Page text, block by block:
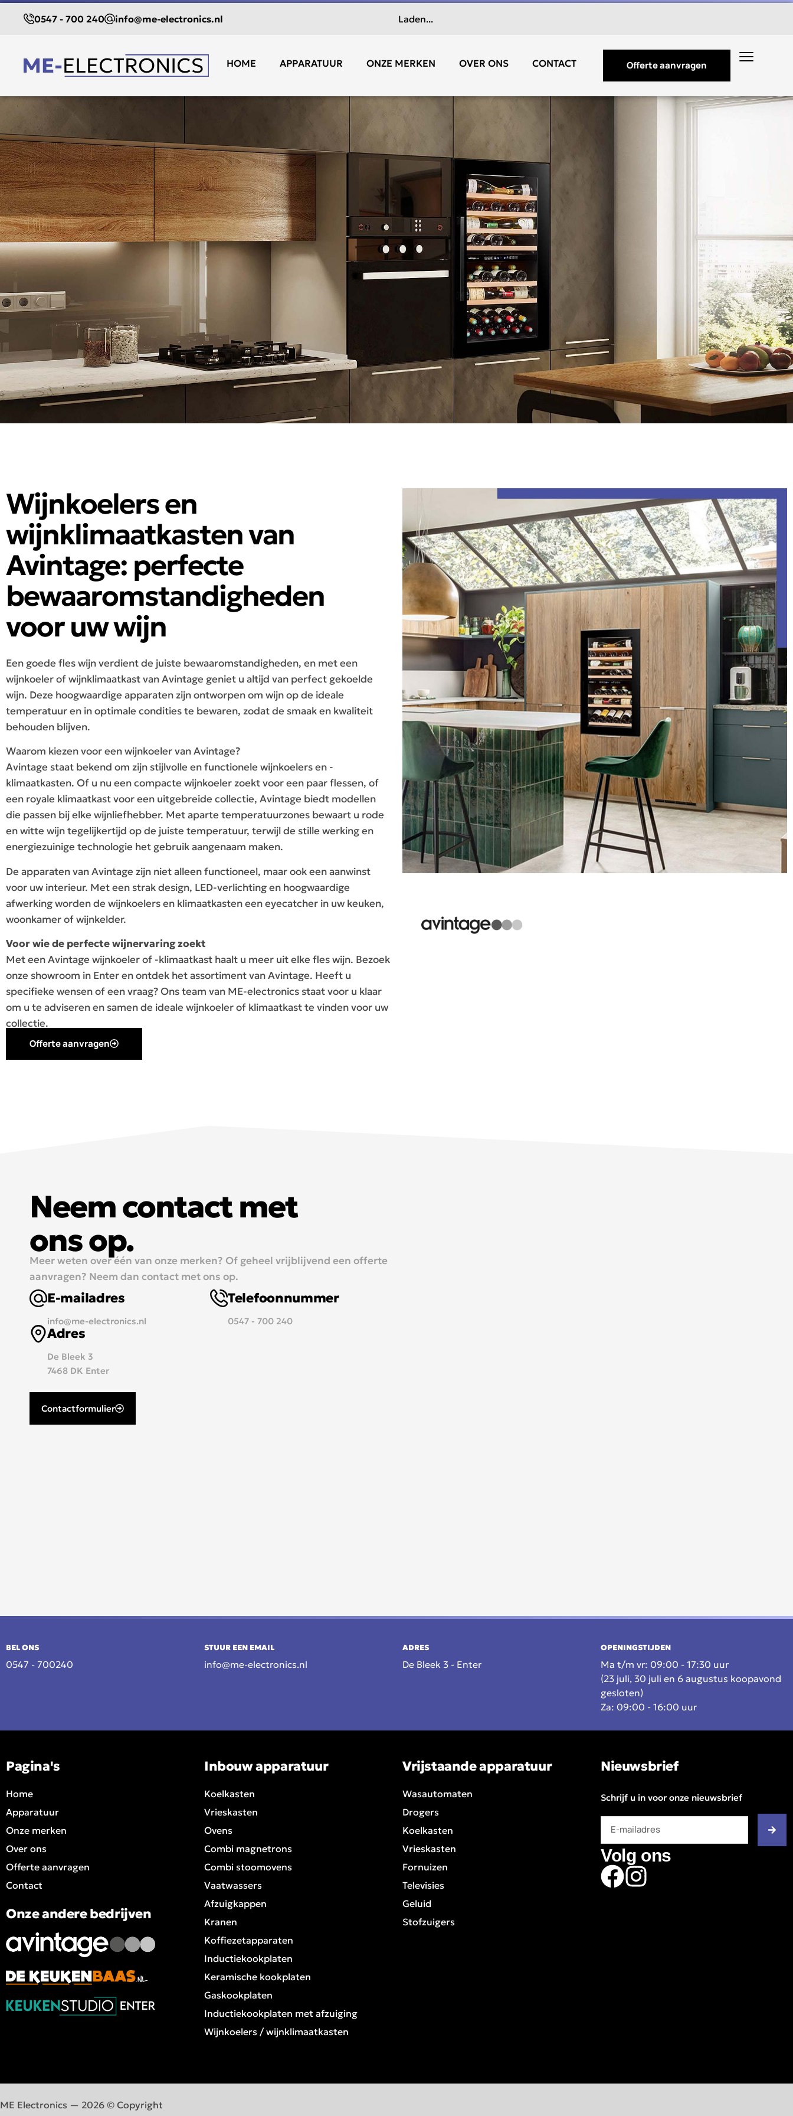
0547 - 700 240 info@me-electronics.nl Laden...
HOME APPARATUUR ONZE MERKEN OVER ONS CONTACT Offerte aanvragen
Wijnkoelers en
wijnklimaatkasten van
Avintage: perfecte
bewaaromstandigheden
voor uw wijn
Een goede fles wijn verdient de juiste bewaaromstandigheden, en met een
wijnkoeler of wijnklimaatkast van Avintage geniet u altijd van perfect gekoelde
wijn. Deze hoogwaardige apparaten zijn ontworpen om wijn op de ideale
temperatuur en in optimale condities te bewaren, zodat de smaak en kwaliteit
behouden blijven.
Waarom kiezen voor een wijnkoeler van Avintage?
Avintage staat bekend om zijn stijlvolle en functionele wijnkoelers en -
klimaatkasten. Of u nu een compacte wijnkoeler zoekt voor een paar flessen, of
een royale klimaatkast voor een uitgebreide collectie, Avintage biedt modellen
die passen bij elke wijnliefhebber. Met aparte temperatuurzones bewaart u rode
en witte wijn tegelijkertijd op de juiste temperatuur, terwijl de stille werking en
energiezuinige technologie het gebruik aangenaam maken.
De apparaten van Avintage zijn niet alleen functioneel, maar ook een aanwinst
voor uw interieur. Met een strak design, LED-verlichting en hoogwaardige
afwerking worden de wijnkoelers en klimaatkasten een eyecatcher in uw keuken,
woonkamer of wijnkelder.
Voor wie de perfecte wijnervaring zoekt
Met een Avintage wijnkoeler of -klimaatkast haalt u meer uit elke fles wijn. Bezoek
onze showroom in Enter en ontdek het assortiment van Avintage. Heeft u
specifieke wensen of een vraag? Ons team van ME-electronics staat voor u klaar
om u te adviseren en samen de ideale wijnkoeler of klimaatkast te vinden voor uw
collectie.
Offerte aanvragen
Neem contact met
ons op.
Meer weten over één van onze merken? Of geheel vrijblijvend een offerte
aanvragen? Neem dan contact met ons op.
E-mailadres
info@me-electronics.nl
Telefoonnummer
0547 - 700 240
Adres
De Bleek 3
7468 DK Enter
Contactformulier
BEL ONS
0547 - 700240
STUUR EEN EMAIL
info@me-electronics.nl
ADRES
De Bleek 3 - Enter
OPENINGSTIJDEN
Ma t/m vr: 09:00 - 17:30 uur
(23 juli, 30 juli en 6 augustus koopavond
gesloten)
Za: 09:00 - 16:00 uur
Pagina's
Home
Apparatuur
Onze merken
Over ons
Offerte aanvragen
Contact
Onze andere bedrijven
Inbouw apparatuur
Koelkasten
Vrieskasten
Ovens
Combi magnetrons
Combi stoomovens
Vaatwassers
Afzuigkappen
Kranen
Koffiezetapparaten
Inductiekookplaten
Keramische kookplaten
Gaskookplaten
Inductiekookplaten met afzuiging
Wijnkoelers / wijnklimaatkasten
Vrijstaande apparatuur
Wasautomaten
Drogers
Koelkasten
Vrieskasten
Fornuizen
Televisies
Geluid
Stofzuigers
Nieuwsbrief
Schrijf u in voor onze nieuwsbrief
Volg ons
ME Electronics — 2026 © Copyright